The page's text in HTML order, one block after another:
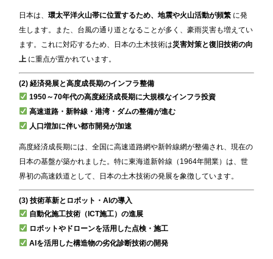
日本は、環太平洋火山帯に位置するため、地震や火山活動が頻繁 に発
生します。また、台風の通り道となることが多く、豪雨災害も増えてい
ます。これに対応するため、日本の土木技術は災害対策と復旧技術の向
上 に重点が置かれています。
(2) 経済発展と高度成長期のインフラ整備
1950～70年代の高度経済成長期に大規模なインフラ投資
高速道路・新幹線・港湾・ダムの整備が進む
人口増加に伴い都市開発が加速
高度経済成長期には、全国に高速道路網や新幹線網が整備され、現在の
日本の基盤が築かれました。特に東海道新幹線（1964年開業）は、世
界初の高速鉄道として、日本の土木技術の発展を象徴しています。
(3) 技術革新とロボット・AIの導入
自動化施工技術（ICT施工）の進展
ロボットやドローンを活用した点検・施工
AIを活用した構造物の劣化診断技術の開発